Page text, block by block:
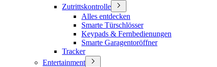
Zutrittskontrolle
Alles entdecken
Smarte Türschlösser
Keypads & Fernbedienungen
Smarte Garagentoröffner
Tracker
Entertainment